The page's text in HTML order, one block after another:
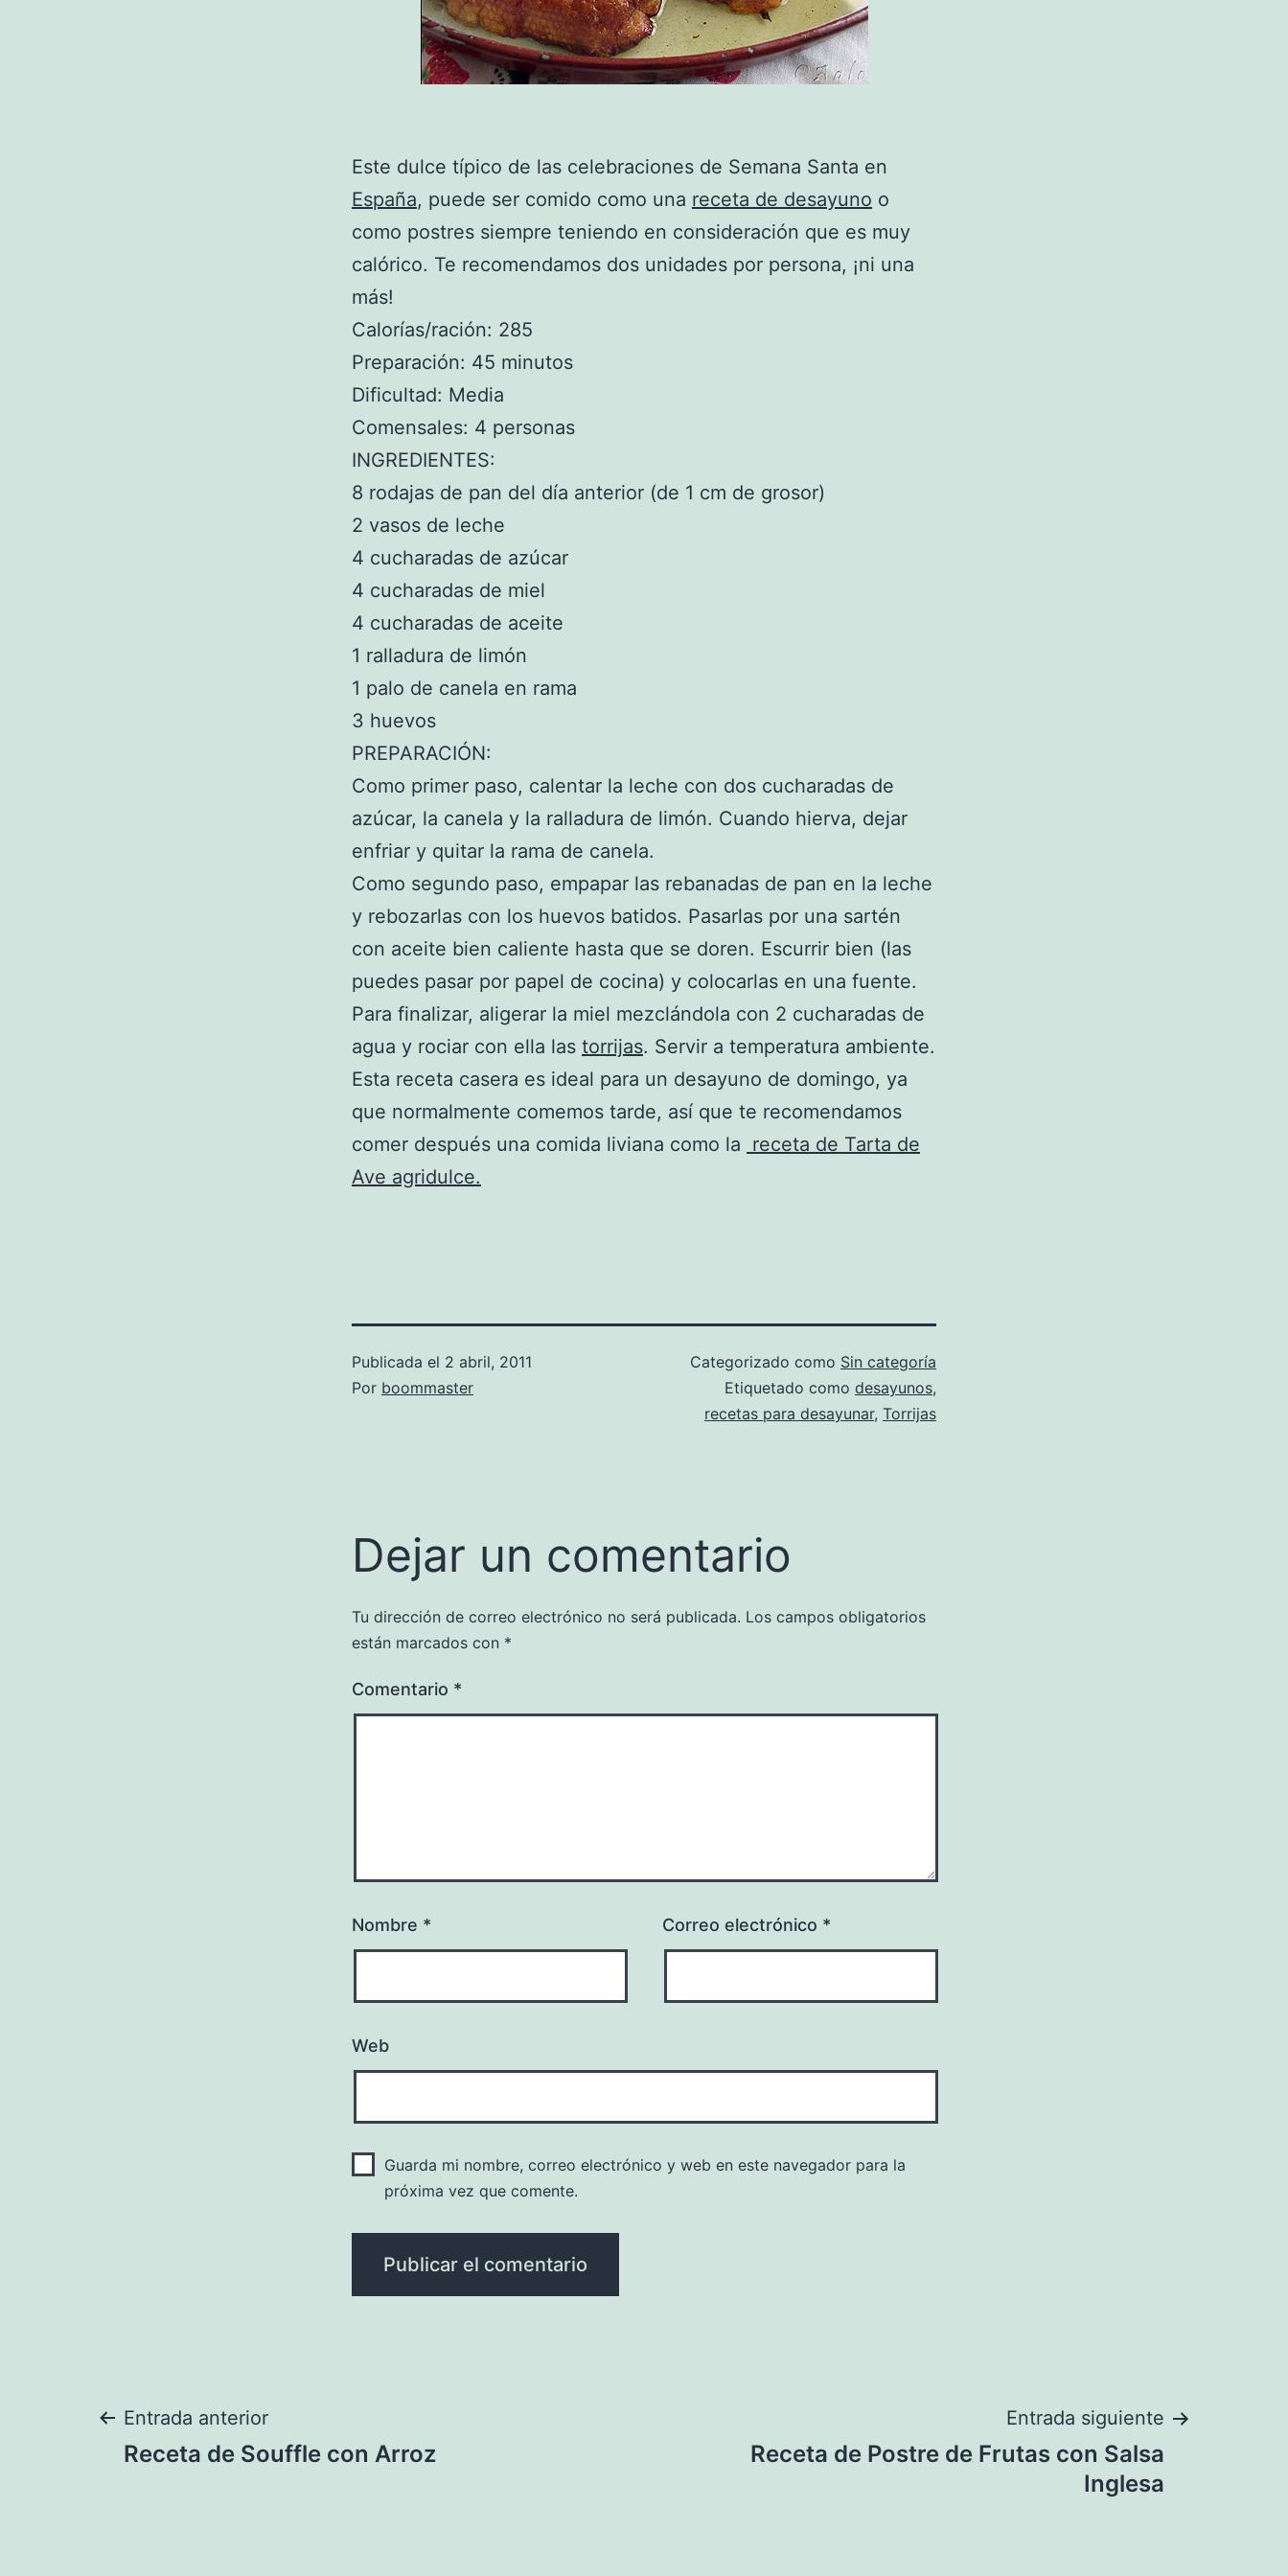
Este dulce típico de las celebraciones de Semana Santa en
España, puede ser comido como una receta de desayuno o
como postres siempre teniendo en consideración que es muy
calórico. Te recomendamos dos unidades por persona, ¡ni una
más!
Calorías/ración: 285
Preparación: 45 minutos
Dificultad: Media
Comensales: 4 personas
INGREDIENTES:
8 rodajas de pan del día anterior (de 1 cm de grosor)
2 vasos de leche
4 cucharadas de azúcar
4 cucharadas de miel
4 cucharadas de aceite
1 ralladura de limón
1 palo de canela en rama
3 huevos
PREPARACIÓN:
Como primer paso, calentar la leche con dos cucharadas de
azúcar, la canela y la ralladura de limón. Cuando hierva, dejar
enfriar y quitar la rama de canela.
Como segundo paso, empapar las rebanadas de pan en la leche
y rebozarlas con los huevos batidos. Pasarlas por una sartén
con aceite bien caliente hasta que se doren. Escurrir bien (las
puedes pasar por papel de cocina) y colocarlas en una fuente.
Para finalizar, aligerar la miel mezclándola con 2 cucharadas de
agua y rociar con ella las torrijas. Servir a temperatura ambiente.
Esta receta casera es ideal para un desayuno de domingo, ya
que normalmente comemos tarde, así que te recomendamos
comer después una comida liviana como la receta de Tarta de
Ave agridulce.
Publicada el 2 abril, 2011
Por boommaster
Categorizado como Sin categoría
Etiquetado como desayunos,
recetas para desayunar, Torrijas
Dejar un comentario
Tu dirección de correo electrónico no será publicada. Los campos obligatorios
están marcados con *
Comentario *
Nombre * Correo electrónico *
Web
Guarda mi nombre, correo electrónico y web en este navegador para la
próxima vez que comente.
Navegación
Entrada anterior
Receta de Souffle con Arroz
Entrada siguiente
Receta de Postre de Frutas con Salsa
Inglesa